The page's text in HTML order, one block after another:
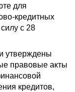
для
кредитных
с 28
утверждены
правовые акты
кредитов,